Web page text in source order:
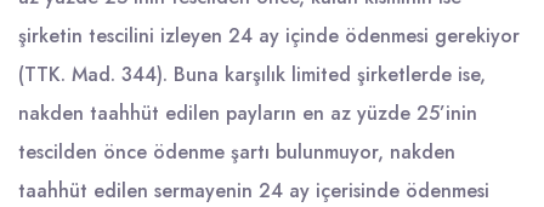
şirketin tescilini izleyen 24 ay içinde ödenmesi gerekiyor
(TTK. Mad. 344). Buna karşılık limited şirketlerde ise,
nakden taahhüt edilen payların en az yüzde 25’inin
tescilden önce ödenme şartı bulunmuyor, nakden
taahhüt edilen sermayenin 24 ay içerisinde ödenmesi